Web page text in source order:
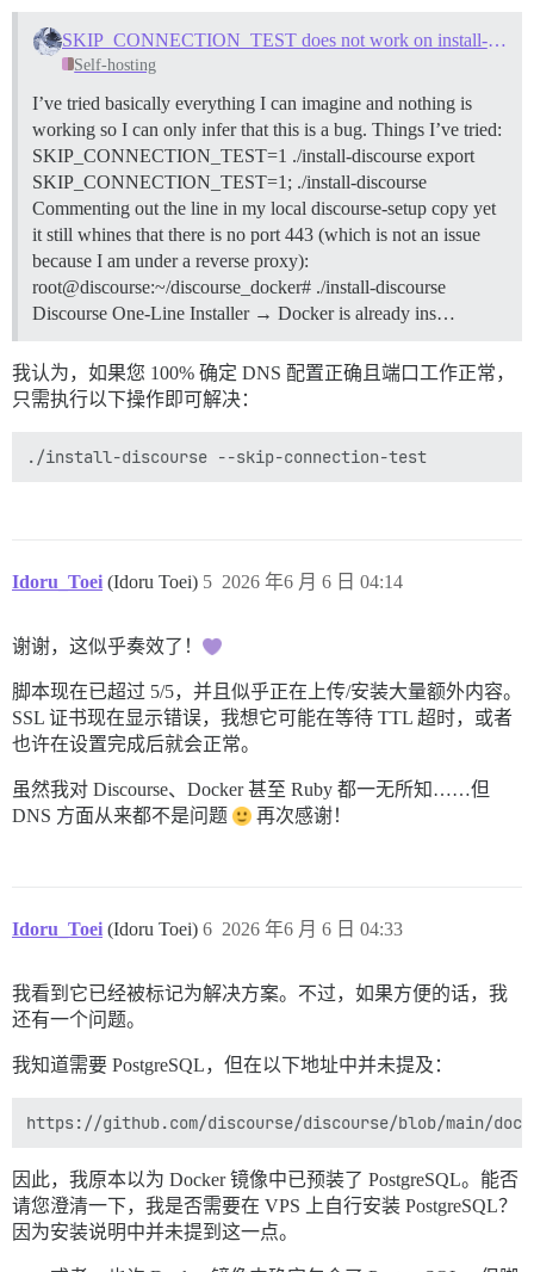
metabolism.logophilia.eu. 300   IN      A
;; Query time: 8 msec
;; WHEN: Sat Jun 06 04:52:23 CEST 2026
;; MSG SIZE  rcvd: 69
[root@logophilia discourse]# curl -v https://
* Host metabolism.logophilia.eu:443 was resolved.
* IPv6: (none)
* IPv4: 75.119.134.68
*   Trying 75.119.134.68:443...
* ALPN: curl offers h2,http/1.1
* TLSv1.3 (OUT), TLS handshake, Client hello (1):
*  CAfile: /etc/pki/tls/certs/ca-bundle.crt
* TLSv1.3 (IN), TLS handshake, Server hello (2):
* TLSv1.3 (IN), TLS change cipher, Change cipher
* TLSv1.3 (IN), TLS handshake, Encrypted
* TLSv1.3 (IN), TLS handshake, CERT verify (15):
* Server certificate:
*  expire date: Sep  4 00:26:42 2026 GMT
*  issuer: C=US; O=Let's Encrypt; CN=YR2
*  SSL certificate verify ok.
*   Certificate level 0: Public key type RSA (2048/
*   Certificate level 1: Public key type RSA (2048/
*   Certificate level 2: Public key type RSA (4096/
*   Certificate level 3: Public key type RSA (4096/
* Connected to metabolism.logophilia.eu
> Accept: */*
* TLSv1.3 (IN), TLS handshake, Newsession Ticket
* TLSv1.3 (IN), TLS handshake, Newsession Ticket
< HTTP/1.1 200 OK
< Date: Sat, 06 Jun 2026 02:52:36 GMT
< Server: Apache
< ETag: "1325f-6538ba67ff892"
< Content-Type: text/html; charset=UTF-8
<
<!doctype html>
SKIP_CONNECTION_TEST does not work on install-discourse script
Self-hosting
I’ve tried basically everything I can imagine and nothing is
working so I can only infer that this is a bug. Things I’ve tried:
SKIP_CONNECTION_TEST=1 ./install-discourse export
SKIP_CONNECTION_TEST=1; ./install-discourse
Commenting out the line in my local discourse-setup copy yet
it still whines that there is no port 443 (which is not an issue
because I am under a reverse proxy):
root@discourse:~/discourse_docker# ./install-discourse
Discourse One-Line Installer → Docker is already ins…
我认为，如果您 100% 确定 DNS 配置正确且端口工作正常，
只需执行以下操作即可解决：
Idoru_Toei (Idoru Toei) 2026 年6 月 6 日 04:14
5
谢谢，这似乎奏效了！
脚本现在已超过 5/5，并且似乎正在上传/安装大量额外内容。
SSL 证书现在显示错误，我想它可能在等待 TTL 超时，或者
也许在设置完成后就会正常。
虽然我对 Discourse、Docker 甚至 Ruby 都一无所知……但
DNS 方面从来都不是问题
再次感谢！
Idoru_Toei (Idoru Toei) 2026 年6 月 6 日 04:33
6
我看到它已经被标记为解决方案。不过，如果方便的话，我
还有一个问题。
我知道需要 PostgreSQL，但在以下地址中并未提及：
因此，我原本以为 Docker 镜像中已预装了 PostgreSQL。能否
请您澄清一下，我是否需要在 VPS 上自行安装 PostgreSQL？
因为安装说明中并未提到这一点。